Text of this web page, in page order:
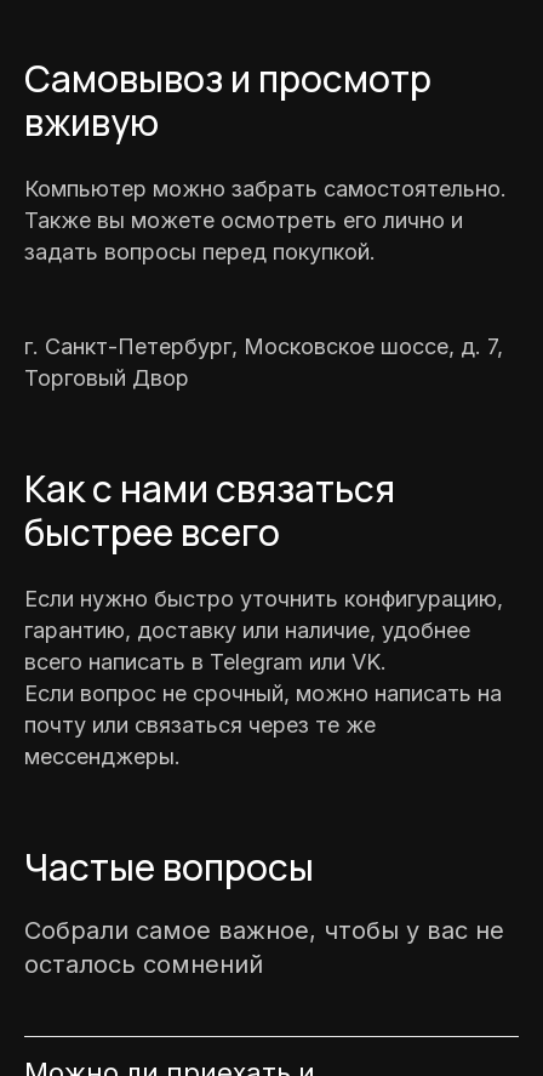
Самовывоз и просмотр
вживую
Компьютер можно забрать самостоятельно.
Также вы можете осмотреть его лично и
задать вопросы перед покупкой.
г. Санкт-Петербург, Московское шоссе, д. 7,
Торговый Двор
Как с нами связаться
быстрее всего
Если нужно быстро уточнить конфигурацию,
гарантию, доставку или наличие, удобнее
всего написать в Telegram или VK.
Если вопрос не срочный, можно написать на
почту или связаться через те же
мессенджеры.
Частые вопросы
Собрали самое важное, чтобы у вас не
осталось сомнений